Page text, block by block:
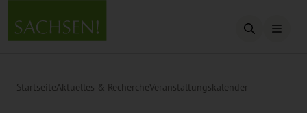
Suche
StartseiteAktuelles & RechercheVeranstaltungskalender